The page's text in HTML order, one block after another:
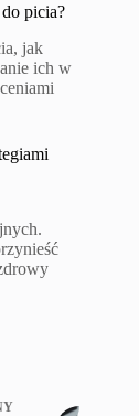
picia?
jak
ich w